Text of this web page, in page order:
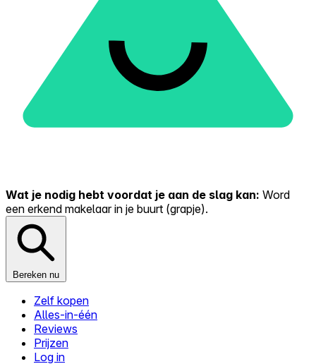
Wat je nodig hebt voordat je aan de slag kan: Word
een erkend makelaar in je buurt (grapje).
Bereken nu
Zelf kopen
Alles-in-één
Reviews
Prijzen
Log in